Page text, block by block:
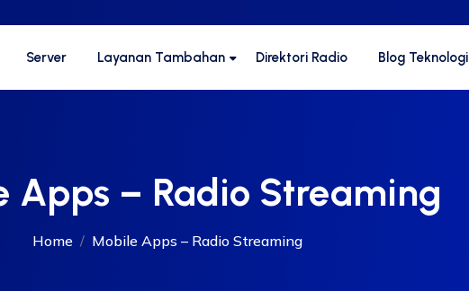
Server Layanan Tambahan Direktori Radio Blog Teknologi
Apps – Radio Streaming
Home Mobile Apps – Radio Streaming